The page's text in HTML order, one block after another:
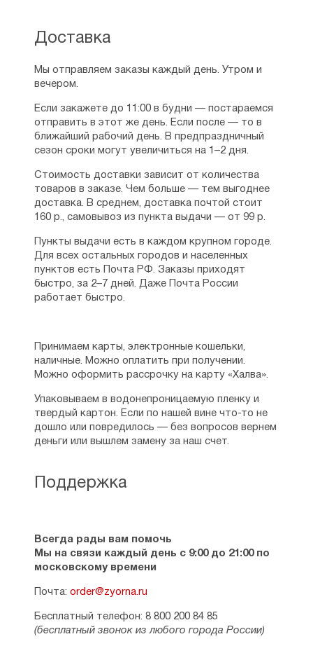
Поддержка
Всегда рады вам помочь
Мы на связи каждый день с 9:00 до 21:00 по
московскому времени
Почта: order@zyorna.ru
Бесплатный телефон: 8 800 200 84 85
(бесплатный звонок из любого города России)
Доставка
Мы отправляем заказы каждый день. Утром и
вечером.
Если закажете до 11:00 в будни — постараемся
отправить в этот же день. Если после — то в
ближайший рабочий день. В предпраздничный
сезон сроки могут увеличиться на 1–2 дня.
Стоимость доставки зависит от количества
товаров в заказе. Чем больше — тем выгоднее
доставка. В среднем, доставка почтой стоит
160 р., самовывоз из пункта выдачи — от 99 р.
Пункты выдачи есть в каждом крупном городе.
Для всех остальных городов и населенных
пунктов есть Почта РФ. Заказы приходят
быстро, за 2–7 дней. Даже Почта России
работает быстро.
Принимаем карты, электронные кошельки,
наличные. Можно оплатить при получении.
Можно оформить рассрочку на карту «Халва».
Упаковываем в водонепроницаемую пленку и
твердый картон. Если по нашей вине что-то не
дошло или повредилось — без вопросов вернем
деньги или вышлем замену за наш счет.